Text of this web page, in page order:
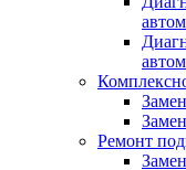
Ремонт